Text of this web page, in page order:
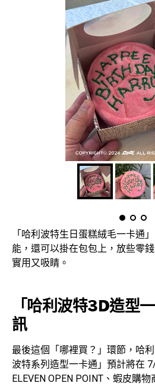
「哈利波特生日蛋糕絨毛一卡通
能，還可以掛在包包上，放些零
實用又吸睛。
「哈利波特3D造型
訊
最後這個「哪裡買？」環節，哈
波特系列造型一卡通」預計將在
ELEVEN OPEN POINT、蝦皮購